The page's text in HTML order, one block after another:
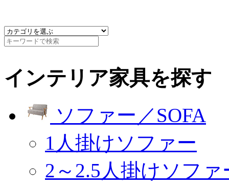
インテリア家具を探す
ソファー／SOFA
1人掛けソファー
2～2.5人掛けソファ